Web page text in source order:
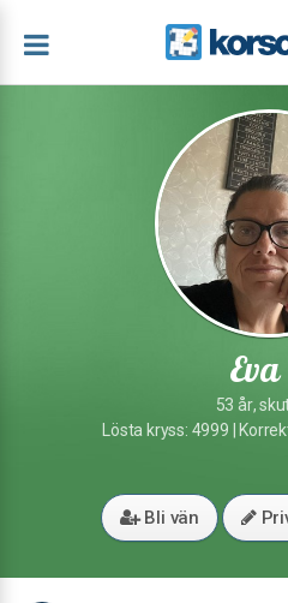
Eva
53 år,
Lösta kryss: 4999 |
Bli vän